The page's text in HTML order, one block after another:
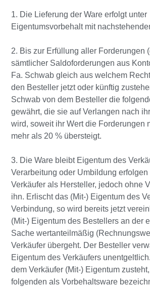
1. Die Lieferung der Ware erfolgt unter
Eigentumsvorbehalt mit
2. Bis zur Erfüllung aller Forderungen
sämtlicher Saldoforderungen aus
Fa. Schwab gleich aus welchem
den Besteller jetzt oder künftig
Schwab von dem Besteller die
gewährt, die sie auf Verlangen nach
wird, soweit ihr Wert die Forderungen
mehr als 20 % übersteigt.
3. Die Ware bleibt Eigentum des
Verarbeitung oder Umbildung erfolgen
Verkäufer als Hersteller, jedoch ohne
ihn. Erlischt das (Mit-) Eigentum des
Verbindung, so wird bereits jetzt
(Mit-) Eigentum des Bestellers an der
Sache wertanteilmäßig
Verkäufer übergeht. Der Besteller
Eigentum des Verkäufers
dem Verkäufer (Mit-) Eigentum
folgenden als Vorbehaltsware